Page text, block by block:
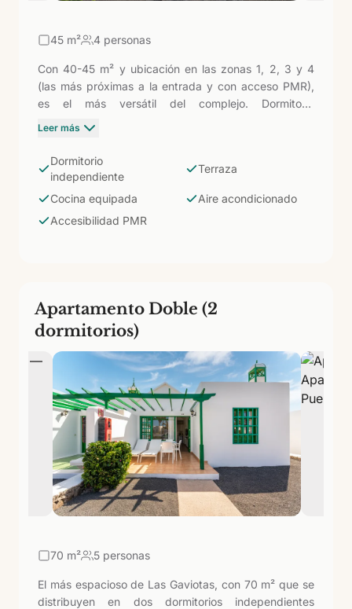
45 m² 4 personas
Con 40-45 m² y ubicación en las zonas 1, 2, 3 y 4
(las más próximas a la entrada y con acceso PMR),
es el más versátil del complejo. Dormitorio
independiente con dos camas individuales, aire
baño con bañera o ducha según unidad. Su posición
facilita el acceso a las piscinas con zona infantil de
reducida.
Leer más
Dormitorio
independiente
Terraza
Cocina equipada
Aire acondicionado
Accesibilidad PMR
Apartamento Doble (2
dormitorios)
70 m² 5 personas
El más espacioso de Las Gaviotas, con 70 m² que se
distribuyen en dos dormitorios independientes